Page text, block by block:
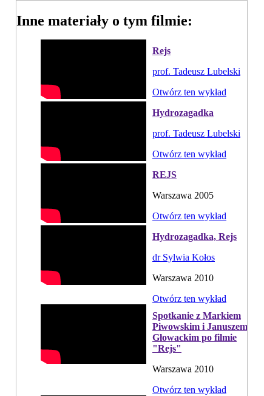
Inne materiały o tym filmie:
Rejs
prof. Tadeusz Lubelski
Otwórz ten wykład
Hydrozagadka
prof. Tadeusz Lubelski
Otwórz ten wykład
REJS
Warszawa 2005
Otwórz ten wykład
Hydrozagadka, Rejs
dr Sylwia Kołos
Warszawa 2010
Otwórz ten wykład
Spotkanie z Markiem
Piwowskim i Januszem
Głowackim po filmie
"Rejs"
Warszawa 2010
Otwórz ten wykład